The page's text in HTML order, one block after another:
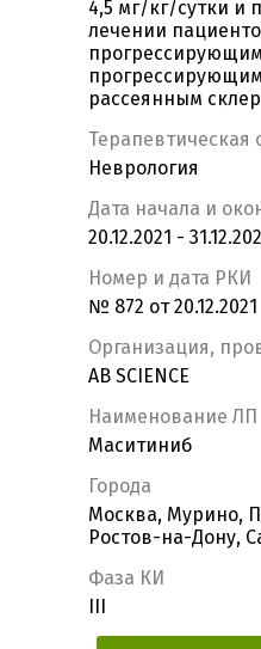
4,5 мг/кг/сутки и
лечении
рассеянным
Терапевтическая
Неврология
Дата начала и
20.12.2021 -
Номер и дата РКИ
№ 872 от 20.12.2021
Организация,
AB SCIENCE
Наименование ЛП
Маситиниб
Города
Москва, Мурино,
Ростов-на-Дону,
Фаза КИ